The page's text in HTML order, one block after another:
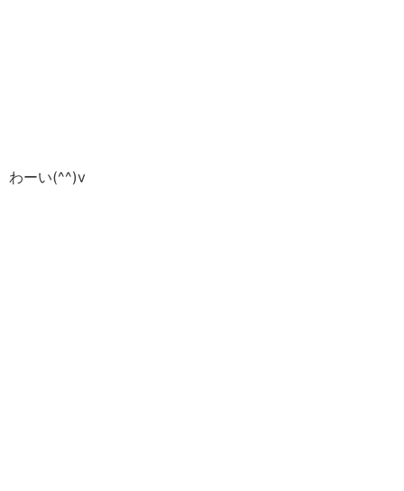
わーい(^^)v